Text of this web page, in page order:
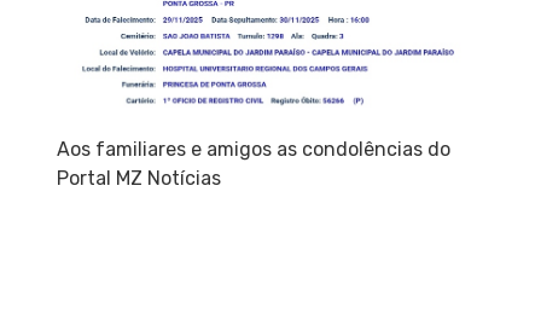
Aos familiares e amigos as condolências do
Portal MZ Notícias